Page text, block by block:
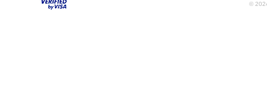
©